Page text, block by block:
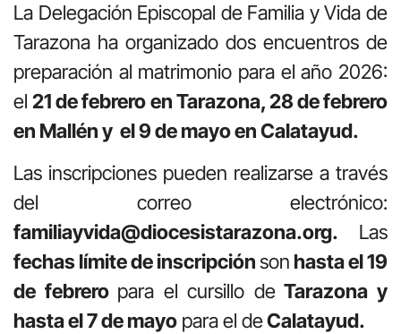
La Delegación Episcopal de Familia y Vida de
Tarazona ha organizado dos encuentros de
preparación al matrimonio para el año 2026:
el21 de febrero en Tarazona, 28 de febrero
en Mallén y el 9 de mayo en Calatayud.
Las inscripciones pueden realizarse a través
del correo electrónico:
familiayvida@diocesistarazona.org. Las
fechas límite de inscripciónson hasta el 19
de febrero para el cursillo deTarazona y
hasta el 7 de mayo para el deCalatayud.